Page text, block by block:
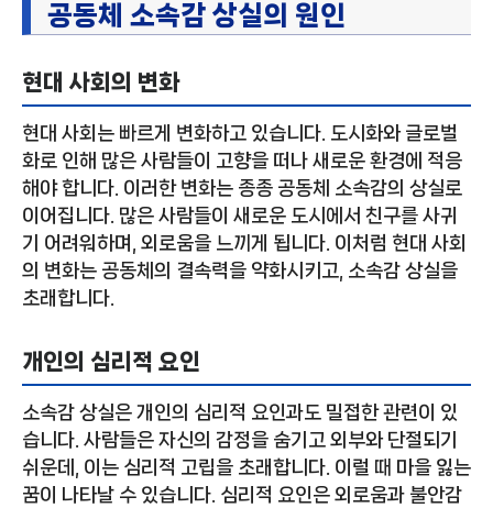
공동체 소속감 상실의 원인
현대 사회의 변화
현대 사회는 빠르게 변화하고 있습니다. 도시화와 글로벌
화로 인해 많은 사람들이 고향을 떠나 새로운 환경에 적응
해야 합니다. 이러한 변화는 종종 공동체 소속감의 상실로
이어집니다. 많은 사람들이 새로운 도시에서 친구를 사귀
기 어려워하며, 외로움을 느끼게 됩니다. 이처럼 현대 사회
의 변화는 공동체의 결속력을 약화시키고, 소속감 상실을
초래합니다.
개인의 심리적 요인
소속감 상실은 개인의 심리적 요인과도 밀접한 관련이 있
습니다. 사람들은 자신의 감정을 숨기고 외부와 단절되기
쉬운데, 이는 심리적 고립을 초래합니다. 이럴 때 마을 잃는
꿈이 나타날 수 있습니다. 심리적 요인은 외로움과 불안감